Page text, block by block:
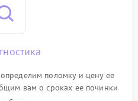
поломку и цену ее
вам о сроках ее починки